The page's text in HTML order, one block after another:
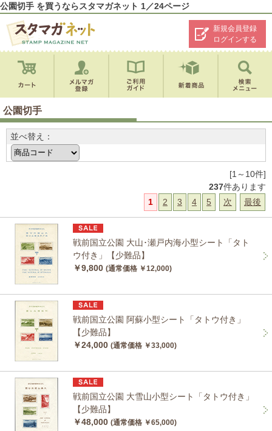
公園切手 を買うならスタマガネット 1／24ページ
新規会員登録
ログインする
公園切手
並べ替え：
[1～10件]
237件あります
1
2 3 4 5 次 最後
戦前国立公園 大山･瀬戸内海小型シート「タト
ウ付き」【少難品】
￥9,800 (通常価格 ￥12,000)
戦前国立公園 阿蘇小型シート「タトウ付き」
【少難品】
￥24,000 (通常価格 ￥33,000)
戦前国立公園 大雪山小型シート「タトウ付き」
【少難品】
￥48,000 (通常価格 ￥65,000)